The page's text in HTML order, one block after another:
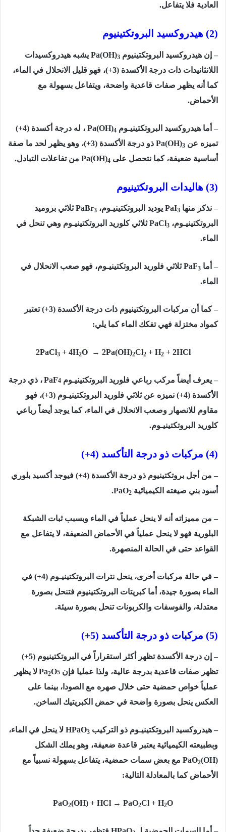
العادية فلا يتفاعل.
(2) هيدروكسيد البروتكتينيوم
– إن هيدروكسيد البروتكتينيوم Pa(OH)3
يشبه هيدروكسيدات
اللانثانيدات ذات درجة الأكسدة (3+)، فهو قليل الانحلال في الماء،
كما أنه يظهر صفات قاعدية واضحة، ويتفاعل بسهولة مع
الأحماض.
– أما هيدروكسيد البروتكتينيـوم Pa(OH)4
، له درجة أكسدة (4+)
تميزه عن Pa(OH) 3
ذو درجة الأكسدة (3+)، وهو يظهر لحد ما صفة
أساسية ضعيفة، كما نتحصل على 4
(
Pa(OH من تفاعلات التبادل.
(3) هاليدات البروتكتينيوم
– نذكر منها PaI3 يوديد البروتكتينيـوم، PaBr3
ثلاثي بروميد
البروتكتينيـوم،
PaCl3
ثلاثي كلوريد البروتكتينيـوم وهي تنحل في
الماء.
– أما PaF3
ثلاثي فلوريد البروتكتينيـوم، فهو صعب الانحلال في
الماء.
– كما أن مركبات البروتكتينيوم ذات درجة الأكسدة (3+) تعتبر
كمواد مختزلة فهي تفكك الماء كما يلي:
2PaCl3+ 4H2O → 2Pa(OH)2Cl2+ H2+ 2HCl
– يعرف أيضاً مركب رباعي فلوريد البروتكتينيـوم PaF4
، ذي درجة
الأكسدة (4+) نميزه عن ثلاثي فلوريد البروتكتينيـوم (3+)، فهو
مقاوم للانصهار وصعب الانحلال في الماء، كما يوجد أيضاً رباعي
كلوريد البروتكتينيـوم.
(4) مركبات ذو درجة التأكسد (4+)
– من أجل بروتكتينيوم ذو درجة الأكسدة (4+) فيوجد أكسيد بلوري
أسود بني صيغته الكيميائية
PaO2
.
– من مميزاته أنه لا ينحل عملياً في الماء وبسبب ثبات الشبكة
البلورية فهو لا ينحل عملياً في الأحماض الضعيفة، لا يتفاعل مع
القواعد حتى في الحالة المنصهرة.
– في حالة مركبات أخرى، ينحل نترات البروتكتينيـوم (4+) في
الماء بصورة جيدة، أما كبريتات البروتكتينيوم فتنحل بصورة
معتدلة، والفوسفات والكربونات تنحل بصورة سيئة.
(5) مركبات ذو درجة التأكسد (5+)
– إن درجة الأكسدة تظهر أكثر استقراراً في البروتكتينيوم (5+)
تظهر صفات قاعدية بدرجة عالية، ولذا عمليا فإن
Pa2O5
لا يظهر
عملياً خواص حمضية حتى خلال صهره مع الصودا، بينما على
العكس ينحل بصورة واضحة في حمض الكبريتيك الساخن.
– هيدروكسيد البروتكتينيـوم ذو التركيب HPaO3
لا ينحل في الماء،
وبطبيعته الكيميائية يعتبر قاعدة ضعيفة، وهو يملك الشكل
PaO2(OH)
مع بعض سمات حمضية، يتفاعل بسهولة نسبياً مع
الأحماض كما بالمعادلة التالية:
PaO2(OH) + HCl → PaO2Cl + H2O